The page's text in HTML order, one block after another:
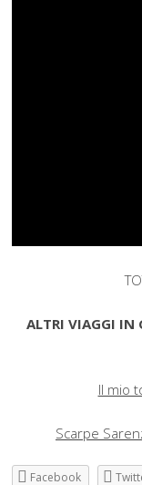
ALTRI VIAGGI IN
Il mio
Scarpe
Facebook